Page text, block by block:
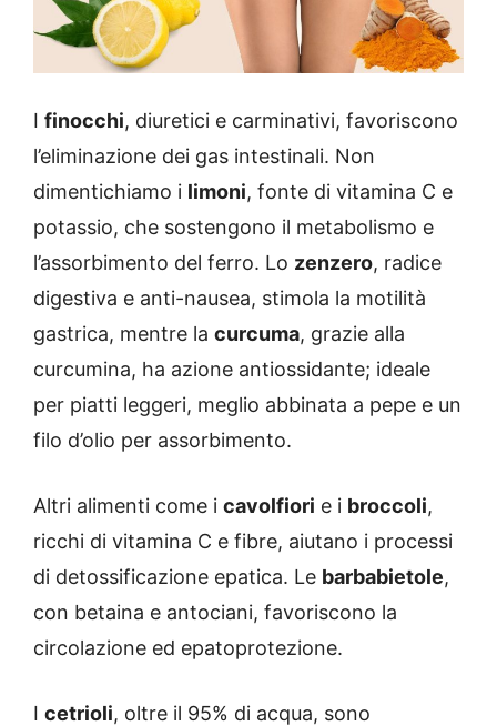
I finocchi, diuretici e carminativi, favoriscono
l’eliminazione dei gas intestinali. Non
dimentichiamo i limoni, fonte di vitamina C e
potassio, che sostengono il metabolismo e
l’assorbimento del ferro. Lo zenzero, radice
digestiva e anti-nausea, stimola la motilità
gastrica, mentre la curcuma, grazie alla
curcumina, ha azione antiossidante; ideale
per piatti leggeri, meglio abbinata a pepe e un
filo d’olio per assorbimento.
Altri alimenti come i cavolfiori e i broccoli,
ricchi di vitamina C e fibre, aiutano i processi
di detossificazione epatica. Le barbabietole,
con betaina e antociani, favoriscono la
circolazione ed epatoprotezione.
I cetrioli, oltre il 95% di acqua, sono